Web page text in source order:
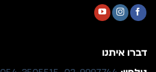
דברו איתנו